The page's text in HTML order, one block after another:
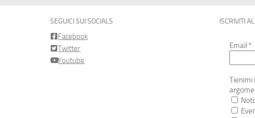
SEGUICI SUI SOCIALS
Facebook
Twitter
Youtube
ISCRIVITI
Email *
Tienimi